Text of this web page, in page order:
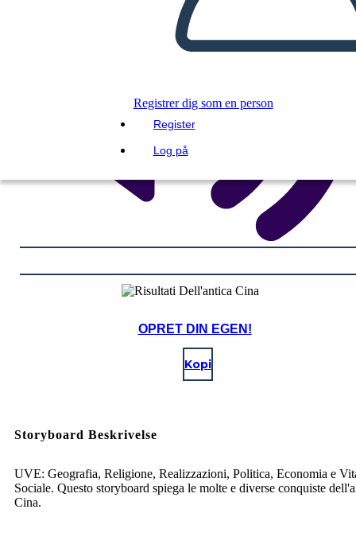
Registrer dig som en person
Register
Log på
OPRET DIN EGEN!
Kopi
Storyboard Beskrivelse
UVE: Geografia, Religione, Realizzazioni, Politica, Economia e
Sociale. Questo storyboard spiega le molte e diverse conquiste
Cina.